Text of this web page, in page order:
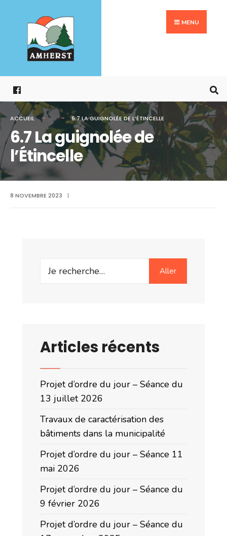
contenu
MENU
ACCUEIL 6.7 LA GUIGNOLÉE DE L’ÉTINCELLE
6.7 La guignolée de
l’Étincelle
8 NOVEMBRE 2023 |
Search
Aller
Articles récents
Projet d’ordre du jour – Séance du
13 juillet 2026
Travaux de caractérisation des
bâtiments dans la municipalité
Projet d’ordre du jour – Séance 11
mai 2026
Projet d’ordre du jour – Séance du
9 février 2026
Projet d’ordre du jour – Séance du
for: